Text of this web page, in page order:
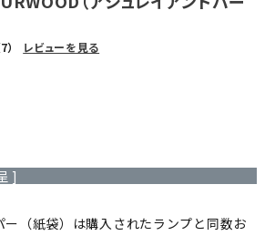
7）
レビューを見る
]
（紙袋）は購入されたランプと同数お